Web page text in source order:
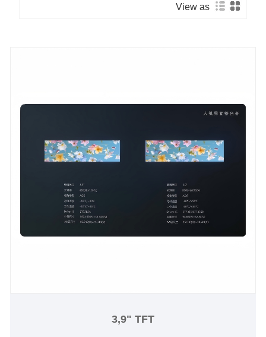
View as
3,9" TFT